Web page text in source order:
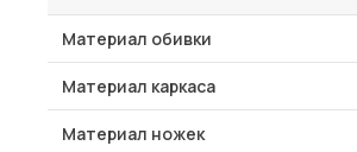
Материал обивки
Материал каркаса
Материал ножек